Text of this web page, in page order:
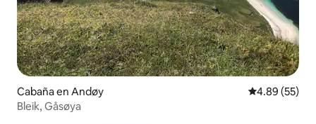
Cabaña en Andøy Calificación
4.89 (55)
Bleik, Gåsøya